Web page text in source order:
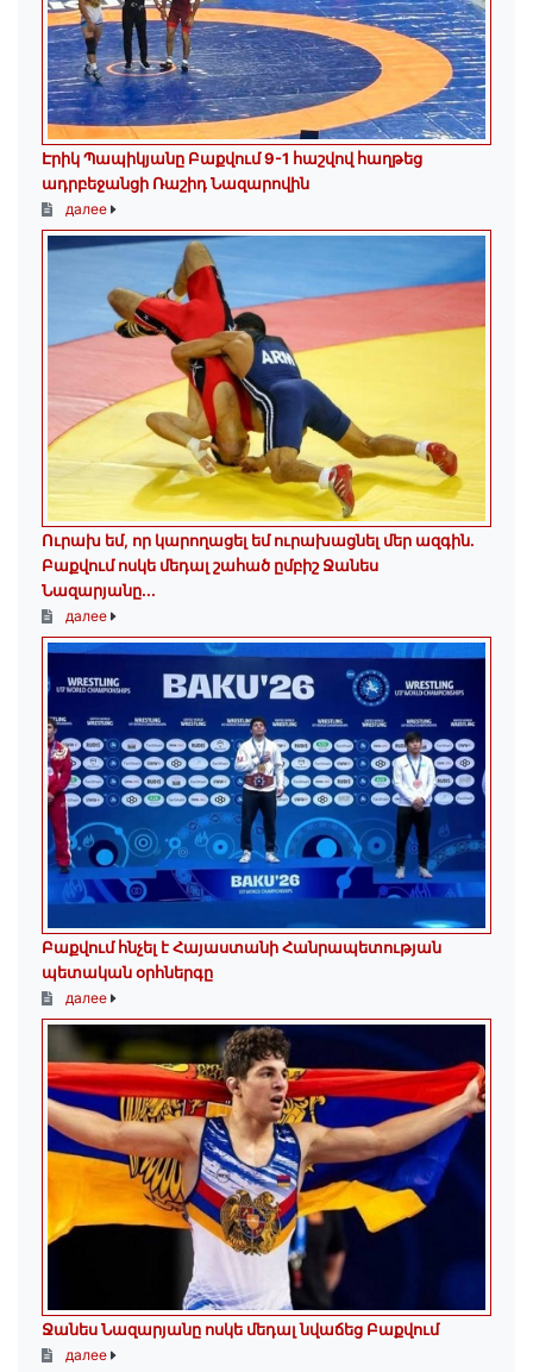
Էրիկ Պապիկյանը Բաքվում 9-1 հաշվով հաղթեց
ադրբեջանցի Ռաշիդ Նազարովին
далее
Ուրախ եմ, որ կարողացել եմ ուրախացնել մեր ազգին.
Բաքվում ոսկե մեդալ շահած ըմբիշ Ջանես
Նազարյանը...
далее
Բաքվում հնչել է Հայաստանի Հանրապետության
պետական օրհներգը
далее
Ջանես Նազարյանը ոսկե մեդալ նվաճեց Բաքվում
далее